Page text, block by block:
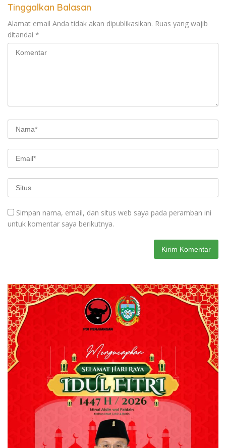
Tinggalkan Balasan
Alamat email Anda tidak akan dipublikasikan. Ruas yang wajib
ditandai *
Simpan nama, email, dan situs web saya pada peramban ini
untuk komentar saya berikutnya.